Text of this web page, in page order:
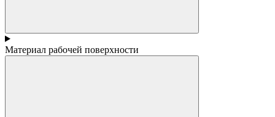
Материал рабочей поверхности